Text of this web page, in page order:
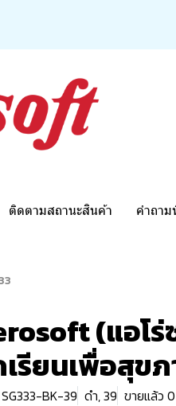
ติดตามสถานะสินค้า คำถา
(แอโร่
รียนเพื่อสุขภ
SG333-BK-39 ดำ, 39 ขายแล้ว